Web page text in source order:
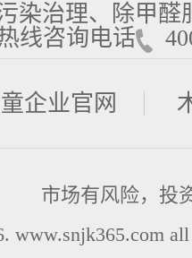
染治理、除甲
线咨询电话
企业官网
市场有风险，投
www.snjk365.com